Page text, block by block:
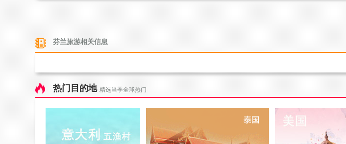
芬兰旅游相关信息
热门目的地 精选当季全球热门